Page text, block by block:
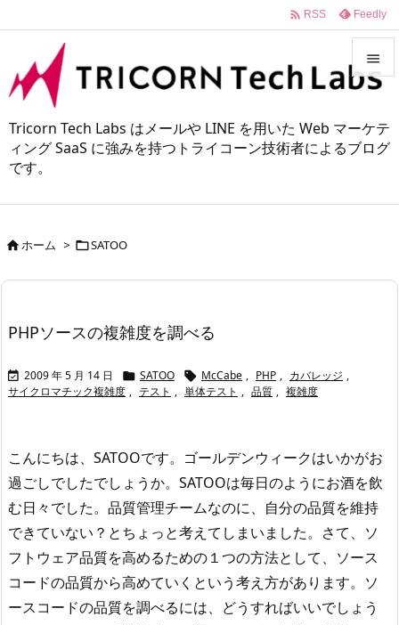
Tricorn Tech Labs はメールや LINE を用いた Web マーケテ
ィング SaaS に強みを持つトライコーン技術者によるブログ
です。



 RSS Feedly
ホーム > SATOO
PHPソースの複雑度を調べる
 2009 年 5 月 14 日  SATOO  McCabe , PHP , カバレッジ ,
サイクロマチック複雑度 , テスト , 単体テスト , 品質 , 複雑度
こんにちは、SATOOです。 ゴールデンウィークはいかがお
過ごしでしたでしょうか。 SATOOは毎日のようにお酒を飲
む日々でした。 品質管理チームなのに、自分の品質を維持
できていない？とちょっと考えてしまいました。 さて、ソ
フトウェア品質を高めるための１つの方法として、ソース
コードの品質から高めていくという考え方があります。 ソ
ースコードの品質を調べるには、どうすればいいでしょう